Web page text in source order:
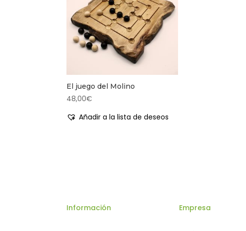
El juego del Molino
48,00€
Añadir a la lista de deseos
Información Empresa